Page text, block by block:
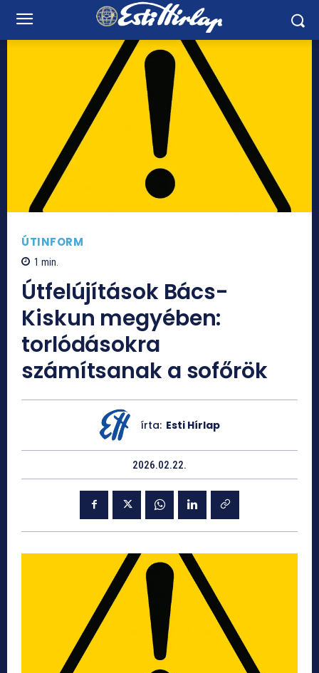
ÚTINFORM
1 min.
Útfelújítások Bács-
Kiskun megyében:
torlódásokra
számítsanak a sofőrök
írta: Esti Hírlap
2026.02.22.